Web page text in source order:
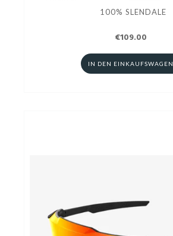
100% SLENDALE
€109.00
IN DEN EINKAUFSWAGEN